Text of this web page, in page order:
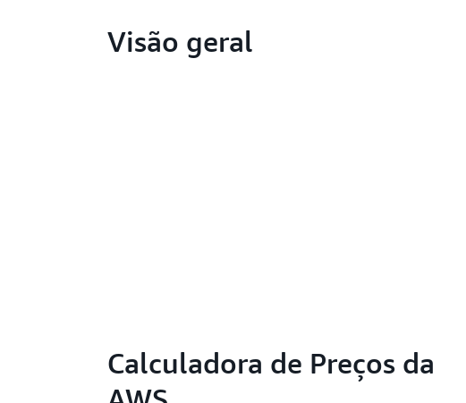
Visão geral
Calculadora de Preços da